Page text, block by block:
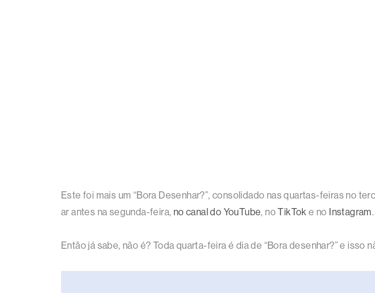
Este foi mais um “Bora Desenhar?”, consolidado nas quartas-feiras no
ar antes na segunda-feira, no canal do YouTube, noTikTok e no Instagram.
Então já sabe, não é? Toda quarta-feira é dia de “Bora desenhar?” e